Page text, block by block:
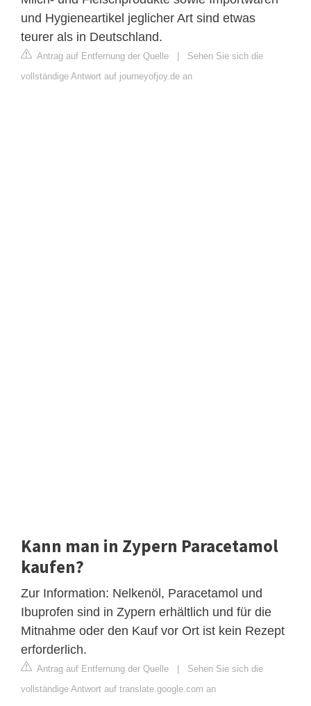
und Hygieneartikel jeglicher Art sind etwas
teurer als in Deutschland.
Antrag auf Entfernung der Quelle | Sehen Sie sich die
vollständige Antwort auf journeyofjoy.de an
Kann man in Zypern Paracetamol
kaufen?
Zur Information: Nelkenöl, Paracetamol und
Ibuprofen sind in Zypern erhältlich und für die
Mitnahme oder den Kauf vor Ort ist kein Rezept
erforderlich.
Antrag auf Entfernung der Quelle | Sehen Sie sich die
vollständige Antwort auf translate.google.com an